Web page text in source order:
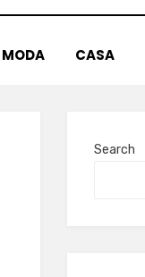
MODA CASA
Search